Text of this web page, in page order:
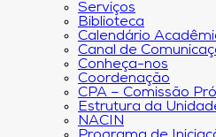
Serviços
Biblioteca
Calendário
Canal de
Conheça-nos
Coordenação
CPA – Comissão
Estrutura da
NACIN